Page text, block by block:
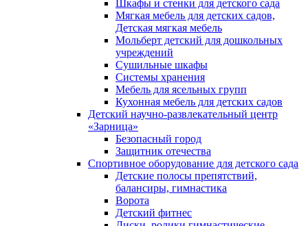
Шкафы и стенки для детского сада
Мягкая мебель для детских садов,
Детская мягкая мебель
Мольберт детский для дошкольных
учреждений
Сушильные шкафы
Системы хранения
Мебель для ясельных групп
Кухонная мебель для детских садов
Детский научно-развлекательный центр
«Зарница»
Безопасный город
Защитник отечества
Спортивное оборудование для детского сада
Детские полосы препятствий,
балансиры, гимнастика
Ворота
Детский фитнес